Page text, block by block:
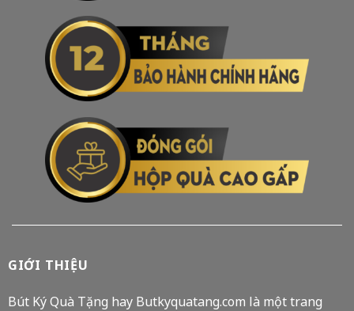
GIỚI THIỆU
Bút Ký Quà Tặng hay Butkyquatang.com là một trang